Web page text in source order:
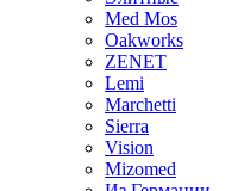
Med Mos
Oakworks
ZENET
Lemi
Marchetti
Sierra
Vision
Mizomed